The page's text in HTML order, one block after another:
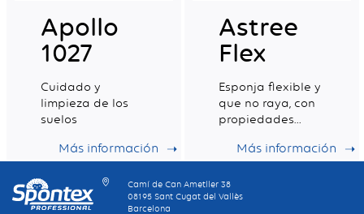
Apollo
1027
Cuidado y
limpieza de los
suelos
Más información
Astree
Flex
Esponja flexible y
que no raya, con
propiedades
buen poder de
Más información
Camí de Can Ametller 38
08195 Sant Cugat del Vallès
Barcelona